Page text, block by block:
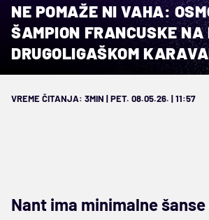
NE POMAŽE NI VAHA:
ŠAMPION FRANCUSKE
DRUGOLIGAŠKOM
VREME ČITANJA: 3MIN | PET. 08.05.26. | 11:57
Nant ima minimalne